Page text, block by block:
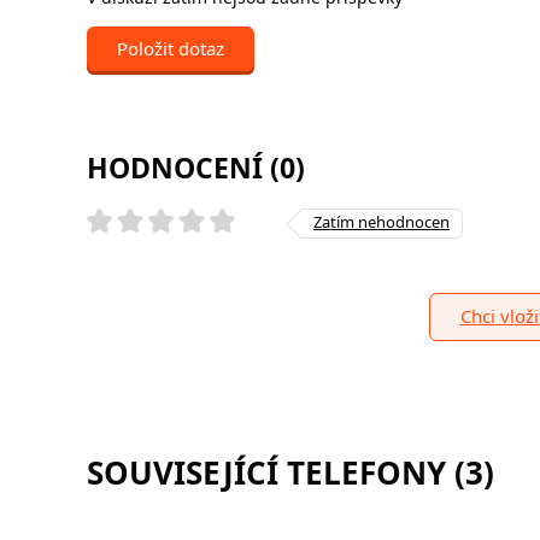
Položit dotaz
HODNOCENÍ (0)
Zatím nehodnocen
Chci
SOUVISEJÍCÍ TELEFONY (3)